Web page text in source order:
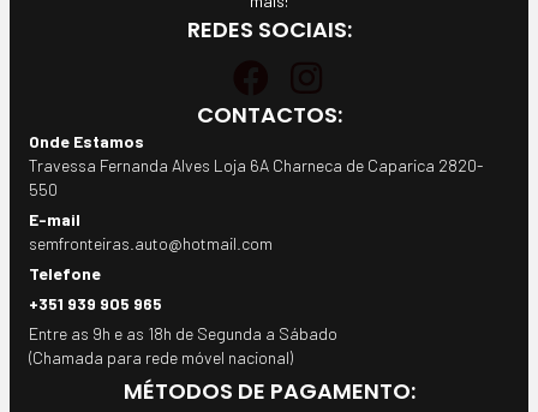
REDES SOCIAIS:
CONTACTOS:
Onde Estamos
Travessa Fernanda Alves Loja 6A Charneca de Caparica 2820-
550
E-mail
semfronteiras.auto@hotmail.com
Telefone
+351 939 905 965
Entre as 9h e as 18h de Segunda a Sábado
(Chamada para rede móvel nacional)
MÉTODOS DE PAGAMENTO: